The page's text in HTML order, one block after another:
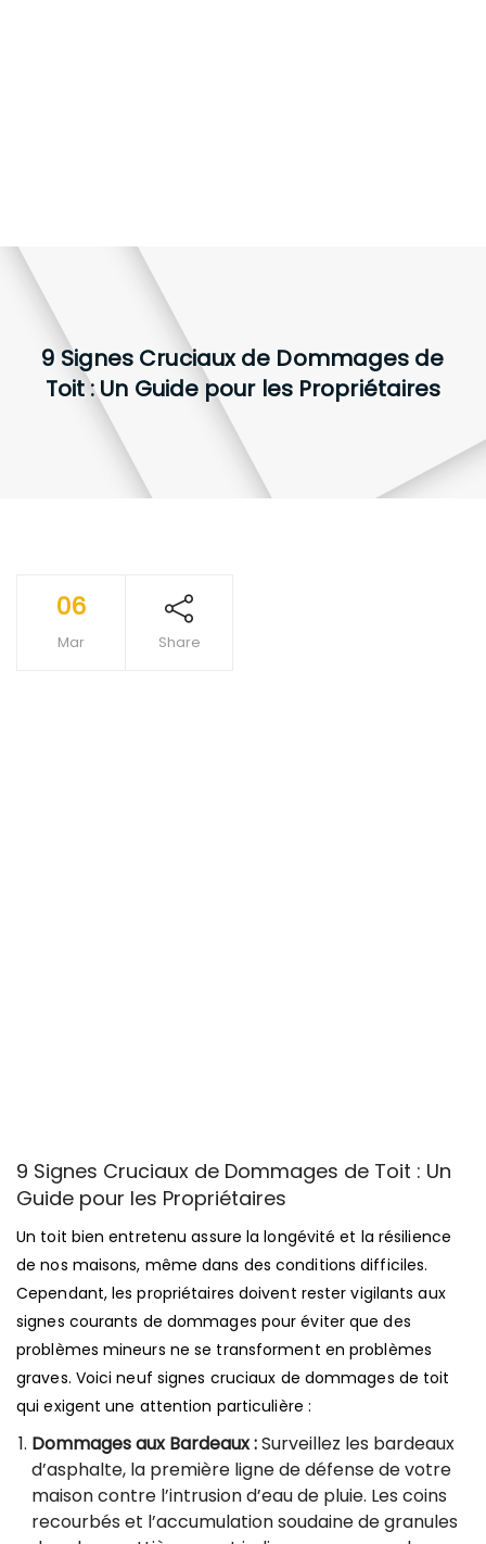
9 Signes Cruciaux de Dommages de
Toit : Un Guide pour les Propriétaires
06
Mar Share
9 Signes Cruciaux de Dommages de Toit : Un
Guide pour les Propriétaires
Un toit bien entretenu assure la longévité et la résilience
de nos maisons, même dans des conditions difficiles.
Cependant, les propriétaires doivent rester vigilants aux
signes courants de dommages pour éviter que des
problèmes mineurs ne se transforment en problèmes
graves. Voici neuf signes cruciaux de dommages de toit
qui exigent une attention particulière :
Dommages aux Bardeaux :Surveillez les bardeaux
d’asphalte, la première ligne de défense de votre
maison contre l’intrusion d’eau de pluie. Les coins
recourbés et l’accumulation soudaine de granules